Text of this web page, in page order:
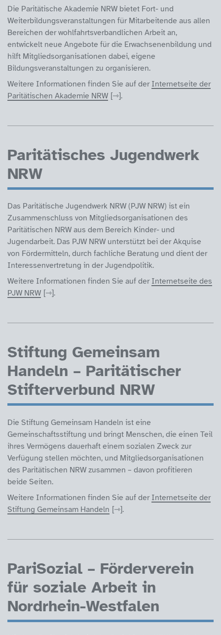
Die Paritätische Akademie NRW bietet Fort- und
Weiterbildungsveranstaltungen für Mitarbeitende aus allen
Bereichen der wohlfahrtsverbandlichen Arbeit an,
entwickelt neue Angebote für die Erwachsenenbildung und
hilft Mitgliedsorganisationen dabei, eigene
Bildungsveranstaltungen zu organisieren.
Weitere Informationen finden Sie auf der Internetseite der
Paritätischen Akademie NRW
.
Paritätisches Jugendwerk
NRW
Das Paritätische Jugendwerk NRW (PJW NRW) ist ein
Zusammenschluss von Mitgliedsorganisationen des
Paritätischen NRW aus dem Bereich Kinder- und
Jugendarbeit. Das PJW NRW unterstützt bei der Akquise
von Fördermitteln, durch fachliche Beratung und dient der
Interessenvertretung in der Jugendpolitik.
Weitere Informationen finden Sie auf der Internetseite des
PJW NRW
.
Stiftung Gemeinsam
Handeln – Paritätischer
Stifterverbund NRW
Die Stiftung Gemeinsam Handeln ist eine
Gemeinschaftsstiftung und bringt Menschen, die einen Teil
ihres Vermögens dauerhaft einem sozialen Zweck zur
Verfügung stellen möchten, und Mitgliedsorganisationen
des Paritätischen NRW zusammen – davon profitieren
beide Seiten.
Weitere Informationen finden Sie auf der Internetseite der
Stiftung Gemeinsam Handeln
.
PariSozial – Förderverein
für soziale Arbeit in
Nordrhein-Westfalen